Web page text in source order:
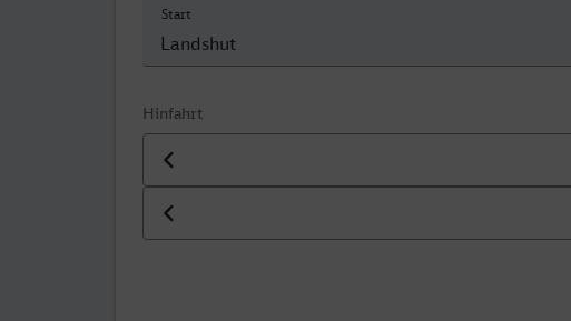
Start
Hinfahrt
Datum der Hinfahrt
Uhrzeit der Hinfahrt